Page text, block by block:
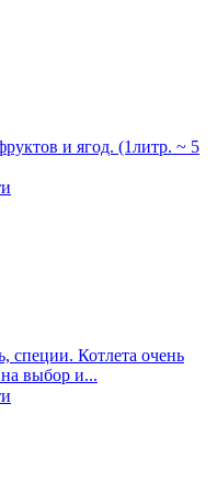
и ягод. (1литр. ~ 5
специи. Котлета очень
выбор и...